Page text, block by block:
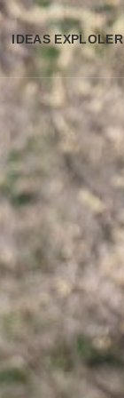
IDEAS EXPLOLER